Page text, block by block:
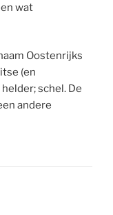
wat
Oostenrijks
(en
schel. De
andere